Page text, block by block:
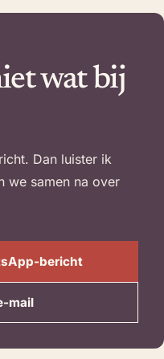
wat bij
Dan luister ik
we samen na over
bericht
in een nieuw tabblad)
mail